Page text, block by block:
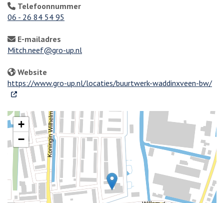
Telefoonnummer
06 - 26 84 54 95
E-mailadres
Mitch.neef@gro-up.nl
Website
https://www.gro-up.nl/locaties/buurtwerk-waddinxveen-bw/.
+
−